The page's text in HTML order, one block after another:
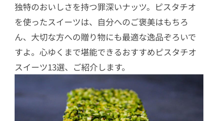
独特のおいしさを持つ罪深いナッツ。ピスタチオ
を使ったスイーツは、自分へのご褒美はもちろ
ん、大切な方への贈り物にも最適な逸品ぞろいで
すよ。心ゆくまで堪能できるおすすめピスタチオ
スイーツ13選、ご紹介します。